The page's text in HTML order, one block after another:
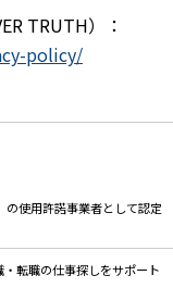
TRUTH）：
policy/
使用許諾事業者として認定
転職の仕事探しをサポート